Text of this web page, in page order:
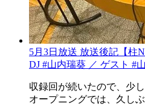
5月3日放送 放送後記【柱
DJ #山内瑞葵 ／ ゲスト #
収録回が続いたので、少
オープニングでは、久し